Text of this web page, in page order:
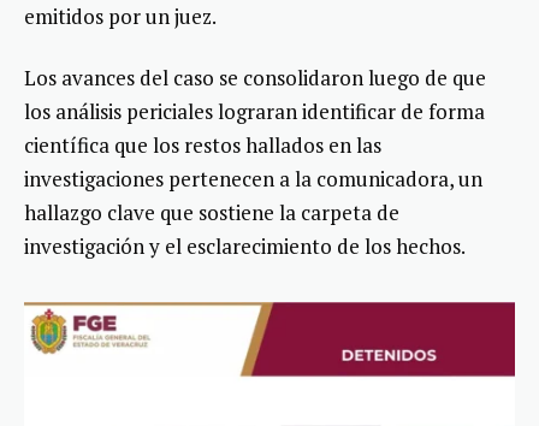
emitidos por un juez.
Los avances del caso se consolidaron luego de que
los análisis periciales lograran identificar de forma
científica que los restos hallados en las
investigaciones pertenecen a la comunicadora, un
hallazgo clave que sostiene la carpeta de
investigación y el esclarecimiento de los hechos.